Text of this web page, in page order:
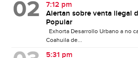
7:12 pm
Alertan sobre venta ilegal
Popular
Exhorta Desarrollo Urbano a no
Coahuila de...
5:31 pm